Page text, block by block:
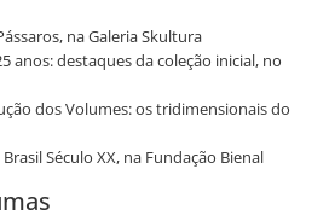
na Galeria Skultura
anos: destaques da coleção inicial, no
dos Volumes: os tridimensionais do
Século XX, na Fundação Bienal